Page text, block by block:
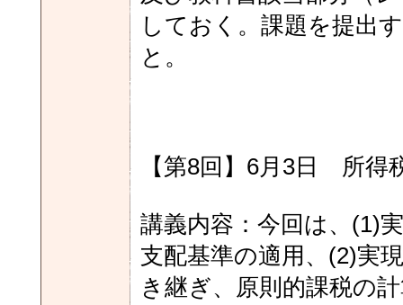
しておく。課題を提出
と。
【第8回】6月3日 所得
講義内容：今回は、(1)
支配基準の適用、(2)実
き継ぎ、原則的課税の